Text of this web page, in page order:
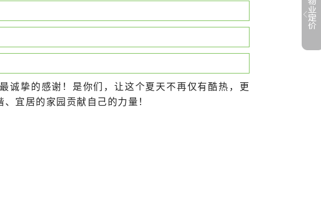
诚挚的感谢！是你们，让这个夏天不再仅有酷热，更
宜居的家园贡献自己的力量！